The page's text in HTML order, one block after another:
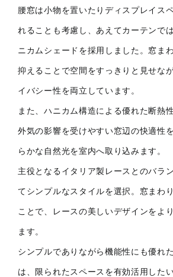
腰窓は小物を置いたりディスプレイス
れることも考慮し、あえてカーテンで
ニカムシェードを採用しました。窓ま
抑えることで空間をすっきりと見せな
イバシー性を両立しています。
また、ハニカム構造による優れた断熱
外気の影響を受けやすい窓辺の快適性
らかな自然光を室内へ取り込みます。
主役となるイタリア製レースとのバラ
てシンプルなスタイルを選択。窓まわ
ことで、レースの美しいデザインをよ
ます。
シンプルでありながら機能性にも優れ
は、限られたスペースを有効活用した